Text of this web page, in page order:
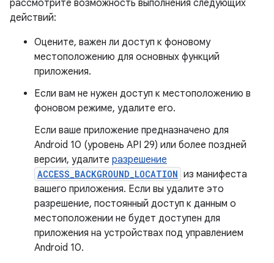
рассмотрите возможность выполнения следующих
действий:
Оцените, важен ли доступ к фоновому
местоположению для основных функций
приложения.
Если вам не нужен доступ к местоположению в
фоновом режиме, удалите его.
Если ваше приложение предназначено для
Android 10 (уровень API 29) или более поздней
версии, удалите разрешение
ACCESS_BACKGROUND_LOCATION из манифеста
вашего приложения. Если вы удалите это
разрешение, постоянный доступ к данным о
местоположении не будет доступен для
приложения на устройствах под управлением
Android 10.